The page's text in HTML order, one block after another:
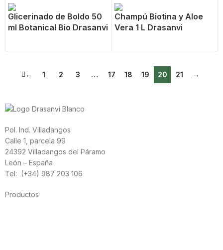
Glicerinado de Boldo 50
ml Botanical Bio Drasanvi
Champú Biotina y Aloe
Vera 1 L Drasanvi
← 1 2 3 … 17 18 19 20 21 →
Pol. Ind. Villadangos
Calle 1, parcela 99
24392 Villadangos del Páramo
León – España
Tel: (+34) 987 203 106
Productos